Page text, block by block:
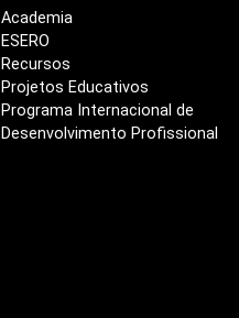
Academia
ESERO
Recursos
Projetos Educativos
Programa Internacional de
Desenvolvimento Profissional